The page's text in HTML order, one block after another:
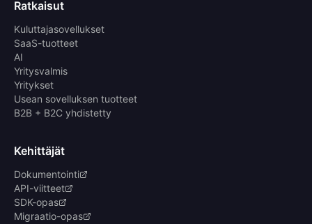
Ratkaisut
Kuluttajasovellukset
SaaS-tuotteet
AI
Yritysvalmis
Yritykset
Usean sovelluksen tuotteet
B2B + B2C yhdistetty
Kehittäjät
Dokumentointi
API-viitteet
SDK-opas
Migraatio-opas